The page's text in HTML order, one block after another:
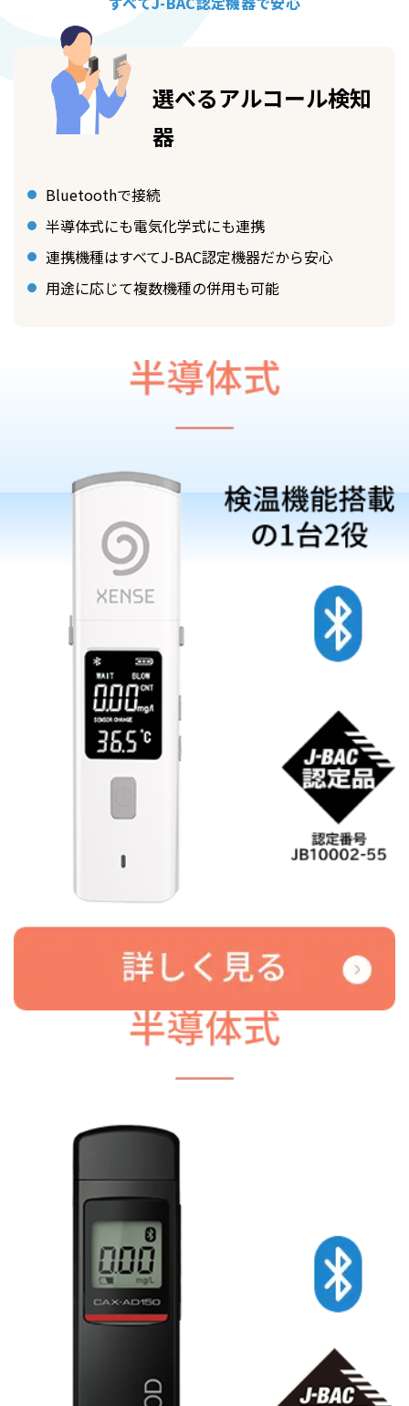
選べるアルコール検知
器
Bluetoothで接続
半導体式にも電気化学式にも連携
連携機種はすべてJ-BAC認定機器だから安心
用途に応じて複数機種の併用も可能